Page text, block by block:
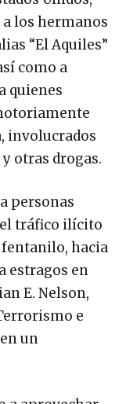
a los hermanos
“El Aquiles”
como a
quienes
involucrados
otras drogas.
personas
tráfico ilícito
hacia
estragos en
E. Nelson,
e
un